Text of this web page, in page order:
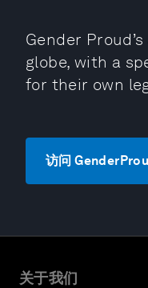
Gender
globe, with a
for their own
访问
关于我们